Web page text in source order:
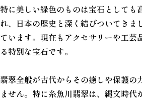
特に美しい緑色のものは宝石として
れ、日本の歴史と深く結びついてき
ています。現在もアクセサリーや工
る特別な宝石です。
翡翠全般が古代からその癒しや保護の
ません。特に糸魚川翡翠は、縄文時